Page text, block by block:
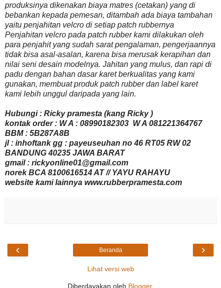
produksinya dikenakan biaya matres (cetakan) yang di
bebankan kepada pemesan, ditambah ada biaya tambahan
yaitu penjahitan velcro di setiap patch rubbernya
Penjahitan velcro pada patch rubber kami dilakukan oleh
para penjahit yang sudah sarat pengalaman, pengerjaannya
tidak bisa asal-asalan, karena bisa merusak kerapihan dan
nilai seni desain modelnya. Jahitan yang mulus, dan rapi di
padu dengan bahan dasar karet berkualitas yang kami
gunakan, membuat produk patch rubber dan label karet
kami lebih unggul daripada yang lain.
Hubungi : Ricky pramesta (kang Ricky )
kontak order : W A : 08990182303 W A 081221364767
BBM : 5B287A8B
jl : inhoftank gg : payeuseuhan no 46 RT05 RW 02
BANDUNG 40235 JAWA BARAT
gmail : rickyonline01@gmail.com
norek BCA 8100616514 AT // YAYU RAHAYU
website kami lainnya www.rubberpramesta.com
‹ ›
Beranda
Lihat versi web
Diberdayakan oleh Blogger.